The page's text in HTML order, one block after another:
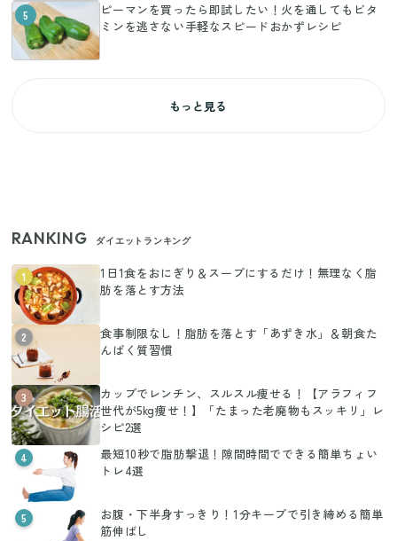
5
ピーマンを買ったら即試したい！火を通してもビタ
ミンを逃さない手軽なスピードおかずレシピ
もっと見る
RANKING ダイエットランキング
1
1日1食をおにぎり＆スープにするだけ！無理なく脂
肪を落とす方法
2
食事制限なし！脂肪を落とす「あずき水」＆朝食た
んぱく質習慣
3
カップでレンチン、スルスル痩せる！【アラフィフ
世代が5kg痩せ！】「たまった老廃物もスッキリ」レ
シピ2選
4
最短10秒で脂肪撃退！隙間時間でできる簡単ちょい
トレ4選
5
お腹・下半身すっきり！1分キープで引き締める簡単
筋伸ばし